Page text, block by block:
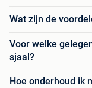
Wat zijn de
Voor welke
sjaal?
Hoe onderhoud ik